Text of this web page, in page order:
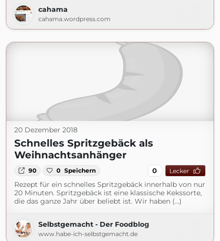
cahama
cahama.wordpress.com
20 Dezember 2018
Schnelles Spritzgebäck als
Weihnachtsanhänger
90 0 Speichern 0 Lecker
Rezept für ein schnelles Spritzgebäck innerhalb von nur
20 Minuten. Spritzgebäck ist eine klassische Kekssorte,
die das ganze Jahr über beliebt ist. Wir haben (...)
Selbstgemacht - Der Foodblog
www.habe-ich-selbstgemacht.de